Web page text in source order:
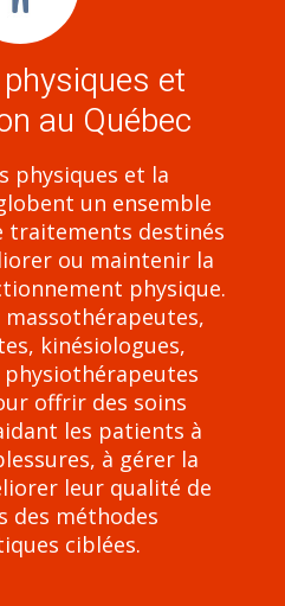
et
au Québec
physiques et la
un ensemble
traitements destinés
ou maintenir la
physique.
kinésiologues,
offrir des soins
les patients à
à gérer la
leur qualité de
des méthodes
ciblées.